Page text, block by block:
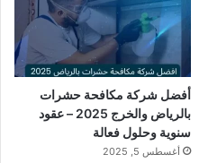
أفضل شركة مكافحة حشرات
بالرياض والخرج 2025 – عقود
سنوية وحلول فعالة
أغسطس 5, 2025